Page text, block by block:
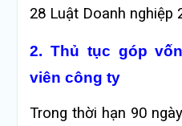
28 Luật Doanh nghiệp
2. Thủ tục góp
viên công ty
Trong thời hạn 90